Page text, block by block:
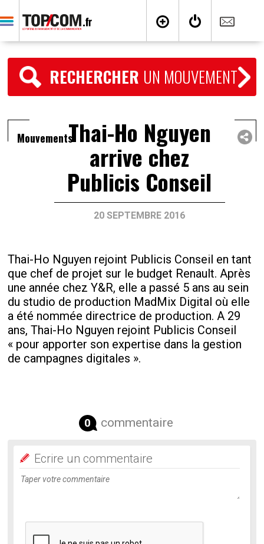
RECHERCHER UN MOUVEMENT
MouvementsThai-Ho Nguyen
arrive chez
Publicis Conseil
20 SEPTEMBRE 2016
Thai-Ho Nguyen rejoint Publicis Conseil en tant
que chef de projet sur le budget Renault. Après
une année chez Y&R, elle a passé 5 ans au sein
du studio de production MadMix Digital où elle
a été nommée directrice de production. A 29
ans, Thai-Ho Nguyen rejoint Publicis Conseil
« pour apporter son expertise dans la gestion
de campagnes digitales ».
0 commentaire
Ecrire un commentaire